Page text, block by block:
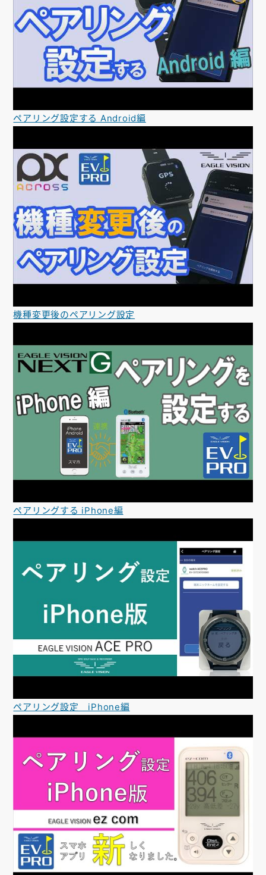
ペアリング設定する Android編
機種変更後のペアリング設定
ペアリングする iPhone編
ペアリング設定 iPhone編